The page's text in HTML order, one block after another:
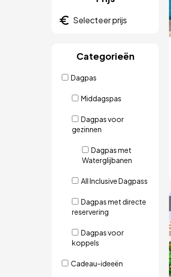
Categorieën
Dagpas
Middagspas
Dagpas voor
gezinnen
Dagpas met
Waterglijbanen
All Inclusive Dagpass
Dagpas met directe
reservering
Dagpas voor
koppels
Cadeau-ideeën